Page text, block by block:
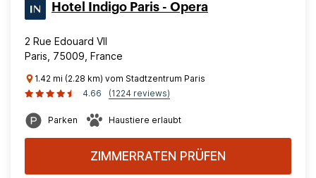
Hotel Indigo Paris - Opera
2 Rue Edouard VII
Paris, 75009, France
1.42 mi (2.28 km) vom Stadtzentrum Paris
4.66
(1224 reviews)
Parken Haustiere erlaubt
ZIMMERRATEN PRÜFEN